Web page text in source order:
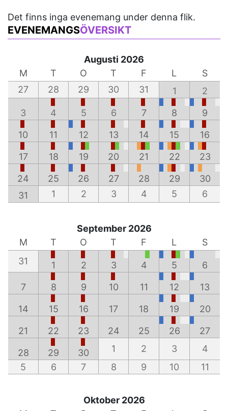
Det finns inga evenemang under denna flik.
EVENEMANGSÖVERSIKT
Augusti 2026
M
T O T F L
S
27
28 29 30 31 1 2
3 4 5 6 7 8 9
10 11 12 13 14 15 16
17 18 19 20 21 22 23
24 25 26 27 28 29
30
31
1 2 3 4 5 6
September 2026
M
T O T F L
S
31
1 2 3 4 5 6
7 8 9 10 11 12 13
14 15 16 17 18 19 20
21 22 23 24 25 26 27
28 29 30 1 2 3
4
5
6 7 8 9 10 11
Oktober 2026